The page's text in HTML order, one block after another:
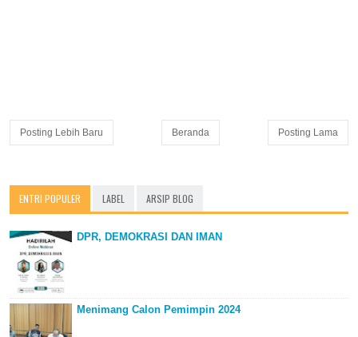
Posting Lebih Baru Posting Lama
Beranda
ENTRI POPULER LABEL ARSIP BLOG
DPR, DEMOKRASI DAN IMAN
Menimang Calon Pemimpin 2024